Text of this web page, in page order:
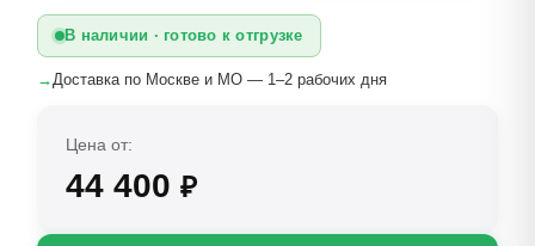
В наличии · готово к отгрузке
→ Доставка по Москве и МО — 1–2 рабочих дня
Цена от:
44 400 ₽